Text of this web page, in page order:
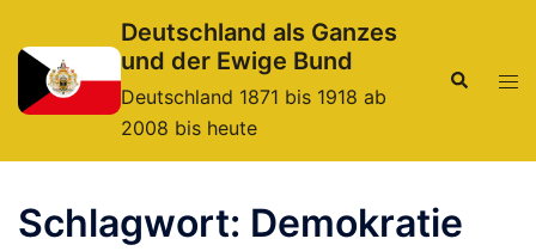
Inhalt
springen
Deutschland als Ganzes
und der Ewige Bund
Deutschland 1871 bis 1918 ab
2008 bis heute
Suche
Schlagwort: Demokratie